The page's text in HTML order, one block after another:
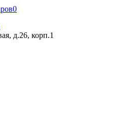
0
д.26, корп.1